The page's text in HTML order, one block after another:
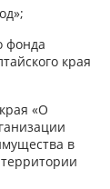
фонда
края
«О
в